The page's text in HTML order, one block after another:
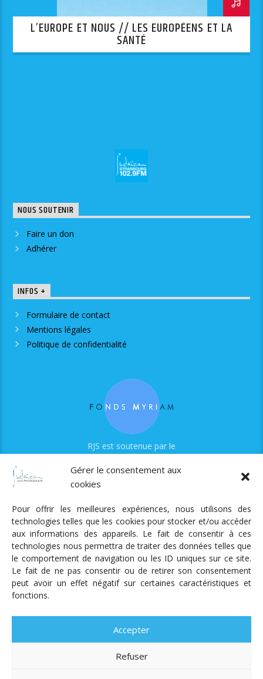
Gérer le consentement aux
cookies
Pour offrir les meilleures expériences, nous utilisons des
technologies telles que les cookies pour stocker et/ou accéder
aux informations des appareils. Le fait de consentir à ces
technologies nous permettra de traiter des données telles que
le comportement de navigation ou les ID uniques sur ce site.
Le fait de ne pas consentir ou de retirer son consentement
peut avoir un effet négatif sur certaines caractéristiques et
fonctions.
Accepter
Refuser
L’EUROPE ET NOUS // LES EUROPÉENS ET LA
SANTÉ
NOUS SOUTENIR
Faire un don
Adhérer
INFOS +
Formulaire de contact
Mentions légales
Politique de confidentialité
RJS est soutenue par le
Radio Judaica Strasbourg
Tous droits réservés
RADIO JUDAÏCA
ÉMISSIONS ET GRILLE DES PROGRAMMES
PODCASTS
UN DON
ADHÉRER MENTIONS LÉGALES
RÉAL.